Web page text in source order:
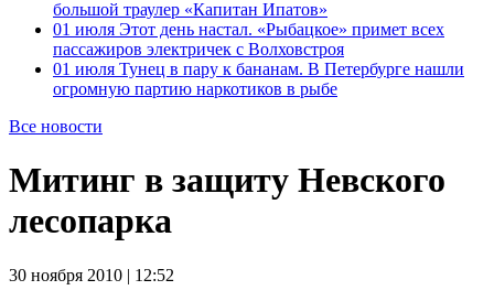
большой траулер «Капитан Ипатов»
01 июля Этот день настал. «Рыбацкое» примет всех
пассажиров электричек с Волховстроя
01 июля Тунец в пару к бананам. В Петербурге нашли
огромную партию наркотиков в рыбе
Все новости
Митинг в защиту Невского
лесопарка
30 ноября 2010 | 12:52